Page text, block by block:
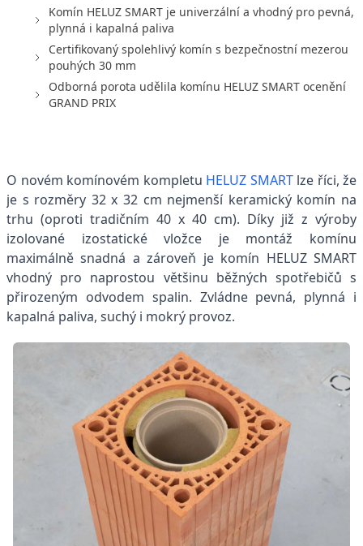
Komín HELUZ SMART je univerzální a vhodný pro pevná,
plynná i kapalná paliva
Certifikovaný spolehlivý komín s bezpečnostní mezerou
pouhých 30 mm
Odborná porota udělila komínu HELUZ SMART ocenění
GRAND PRIX
O novém komínovém kompletu HELUZ SMARTlze říci, že
je s rozměry 32 x 32 cm nejmenší keramický komín na
trhu (oproti tradičním 40 x 40 cm). Díky již z výroby
izolované izostatické vložce je montáž komínu
maximálně snadná a zároveň je komín HELUZ SMART
vhodný pro naprostou většinu běžných spotřebičů s
přirozeným odvodem spalin. Zvládne pevná, plynná i
kapalná paliva, suchý i mokrý provoz.